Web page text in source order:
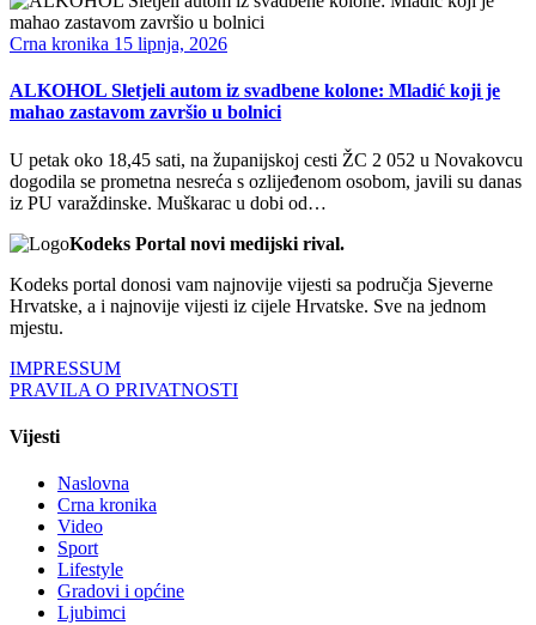
Crna kronika 15 lipnja, 2026
ALKOHOL Sletjeli autom iz svadbene kolone: Mladić koji je
mahao zastavom završio u bolnici
U petak oko 18,45 sati, na županijskoj cesti ŽC 2 052 u Novakovcu
dogodila se prometna nesreća s ozlijeđenom osobom, javili su danas
iz PU varaždinske. Muškarac u dobi od…
Kodeks Portal novi medijski rival.
Kodeks portal donosi vam najnovije vijesti sa područja Sjeverne
Hrvatske, a i najnovije vijesti iz cijele Hrvatske. Sve na jednom
mjestu.
IMPRESSUM
PRAVILA O PRIVATNOSTI
Vijesti
Naslovna
Crna kronika
Video
Sport
Lifestyle
Gradovi i općine
Ljubimci